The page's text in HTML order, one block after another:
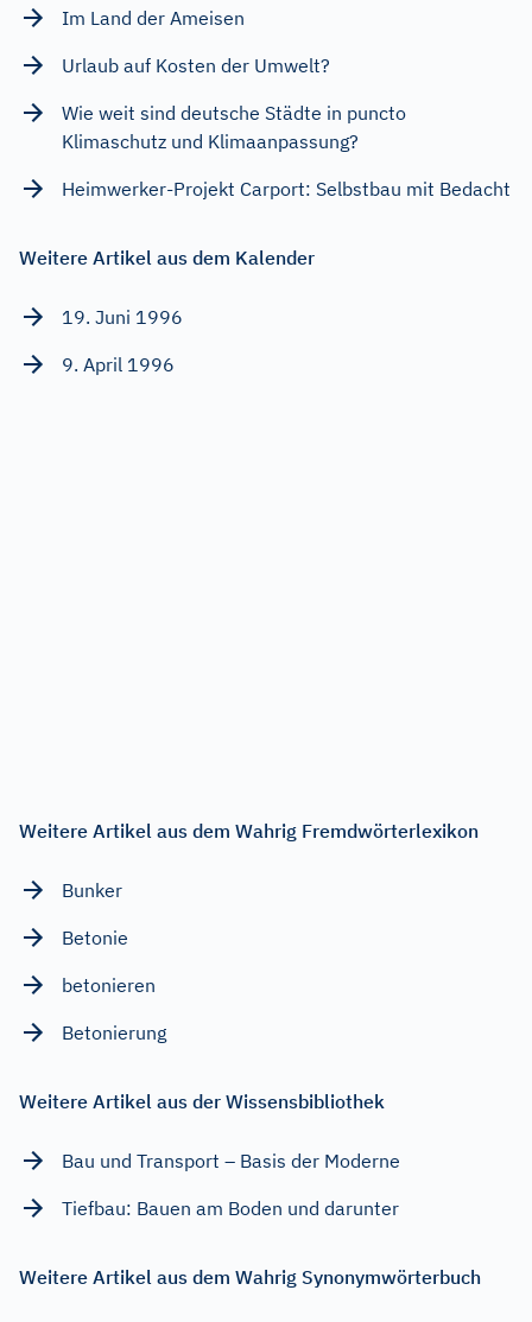
Im Land der Ameisen
Urlaub auf Kosten der Umwelt?
Wie weit sind deutsche Städte in puncto
Klimaschutz und Klimaanpassung?
Heimwerker-Projekt Carport: Selbstbau mit Bedacht
Weitere Artikel aus dem Kalender
19. Juni 1996
9. April 1996
Weitere Artikel aus dem Wahrig Fremdwörterlexikon
Bunker
Betonie
betonieren
Betonierung
Weitere Artikel aus der Wissensbibliothek
Bau und Transport – Basis der Moderne
Tiefbau: Bauen am Boden und darunter
Weitere Artikel aus dem Wahrig Synonymwörterbuch